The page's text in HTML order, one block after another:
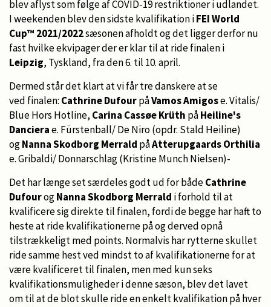
blev aflyst som følge af COVID-19 restriktioner i udlandet.
I weekenden blev den sidste kvalifikation iFEI World
Cup™ 2021/2022sæsonen afholdt og det ligger derfor nu
fast hvilke ekvipager der er klar til at ride finalen i
Leipzig, Tyskland, fra den 6. til 10. april.
Dermed står det klart at vi får tre danskere at se
ved finalen: Cathrine DufourpåVamos Amigose. Vitalis/
Blue Hors Hotline, Carina Cassøe Krüth påHeiline's
Dancierae. Fürstenball/ De Niro (opdr. Stald Heiline)
ogNanna Skodborg Merrald påAtterupgaards Orthilia
e. Gribaldi/ Donnarschlag (Kristine Munch Nielsen)-
Det har længe set særdeles godt ud for bådeCathrine
DufourogNanna Skodborg Merrald i forhold til at
kvalificere sig direkte til finalen, fordi de begge har haft to
heste at ride kvalifikationerne på og derved opnå
tilstrækkeligt med points. Normalvis har rytterne skullet
ride samme hest ved mindst to af kvalifikationerne for at
være kvalificeret til finalen, men med kun seks
kvalifikationsmuligheder i denne sæson, blev det lavet
om til at de blot skulle ride en enkelt kvalifikation på hver